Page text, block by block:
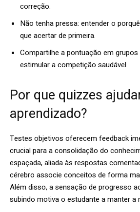
correção.
Não tenha pressa: entender o
que acertar de primeira.
Compartilhe a pontuação em
estimular a competição saudável.
Por que quizzes
aprendizado?
Testes objetivos oferecem feedback
crucial para a consolidação do
espaçada, aliada às respostas
cérebro associe conceitos de forma
Além disso, a sensação de progresso
subindo motiva o estudante a manter a